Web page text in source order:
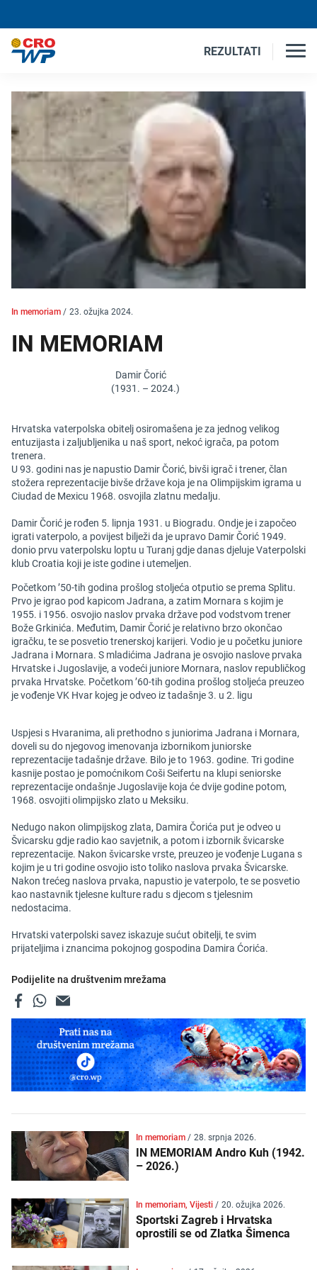
REZULTATI
In memoriam / 23. ožujka 2024.
IN MEMORIAM
Damir Čorić
(1931. – 2024.)
Hrvatska vaterpolska obitelj osiromašena je za jednog velikog
entuzijasta i zaljubljenika u naš sport, nekoć igrača, pa potom
trenera.
U 93. godini nas je napustio Damir Čorić, bivši igrač i trener, član
stožera reprezentacije bivše države koja je na Olimpijskim igrama u
Ciudad de Mexicu 1968. osvojila zlatnu medalju.
Damir Čorić je rođen 5. lipnja 1931. u Biogradu. Ondje je i započeo
igrati vaterpolo, a povijest bilježi da je upravo Damir Čorić 1949.
donio prvu vaterpolsku loptu u Turanj gdje danas djeluje Vaterpolski
klub Croatia koji je iste godine i utemeljen.
Početkom ’50-tih godina prošlog stoljeća otputio se prema Splitu.
Prvo je igrao pod kapicom Jadrana, a zatim Mornara s kojim je
1955. i 1956. osvojio naslov prvaka države pod vodstvom trener
Bože Grkinića. Međutim, Damir Čorić je relativno brzo okončao
igračku, te se posvetio trenerskoj karijeri. Vodio je u početku juniore
Jadrana i Mornara. S mladićima Jadrana je osvojio naslove prvaka
Hrvatske i Jugoslavije, a vodeći juniore Mornara, naslov republičkog
prvaka Hrvatske. Početkom ’60-tih godina prošlog stoljeća preuzeo
je vođenje VK Hvar kojeg je odveo iz tadašnje 3. u 2. ligu
Uspjesi s Hvaranima, ali prethodno s juniorima Jadrana i Mornara,
doveli su do njegovog imenovanja izbornikom juniorske
reprezentacije tadašnje države. Bilo je to 1963. godine. Tri godine
kasnije postao je pomoćnikom Coši Seifertu na klupi seniorske
reprezentacije ondašnje Jugoslavije koja će dvije godine potom,
1968. osvojiti olimpijsko zlato u Meksiku.
Nedugo nakon olimpijskog zlata, Damira Čorića put je odveo u
Švicarsku gdje radio kao savjetnik, a potom i izbornik švicarske
reprezentacije. Nakon švicarske vrste, preuzeo je vođenje Lugana s
kojim je u tri godine osvojio isto toliko naslova prvaka Švicarske.
Nakon trećeg naslova prvaka, napustio je vaterpolo, te se posvetio
kao nastavnik tjelesne kulture radu s djecom s tjelesnim
nedostacima.
Hrvatski vaterpolski savez iskazuje sućut obitelji, te svim
prijateljima i znancima pokojnog gospodina Damira Ćorića.
Podijelite na društvenim mrežama
In memoriam/ 28. srpnja 2026.
IN MEMORIAM Andro Kuh (1942.
– 2026.)
In memoriam, Vijesti/ 20. ožujka 2026.
Sportski Zagreb i Hrvatska
oprostili se od Zlatka Šimenca